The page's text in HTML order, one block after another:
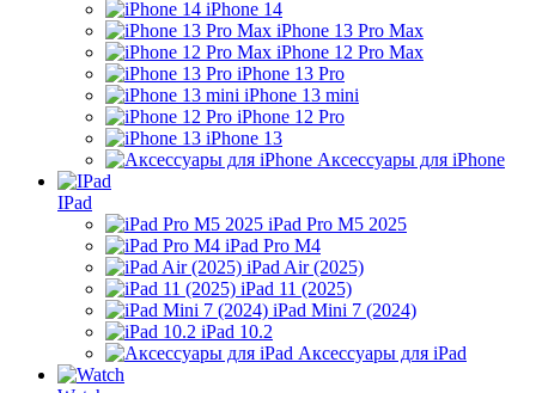
iPhone 14
iPhone 13 Pro Max
iPhone 12 Pro Max
iPhone 13 Pro
iPhone 13 mini
iPhone 12 Pro
iPhone 13
Аксессуары для iPhone
IPad
iPad Pro M5 2025
iPad Pro M4
iPad Air (2025)
iPad 11 (2025)
iPad Mini 7 (2024)
iPad 10.2
Аксессуары для iPad